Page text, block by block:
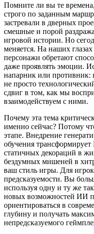
Помните ли вы те
строго по заданным
застревали в дверных
смешные и порой
игровой истории. Но
меняется. На наших
персонажи обретают
даже проявлять эмоции.
напарник или
не просто
сдвиг в том, как мы
взаимодействуем с ними.
Почему эта тема
именно сейчас? Потому
этапе. Внедрение
обучения
статичных декораций в
бездумных мишеней в
ваш стиль игры. Для
предсказуемости. Вы
используя одну и ту же
новых возможностей ИИ
ориентироваться в
глубину и получать
непредсказуемого